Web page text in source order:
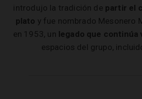
introdujo la tradición de partir el
plato y fue nombrado Mesonero
en 1953, un legado que continúa
espacios del grupo,